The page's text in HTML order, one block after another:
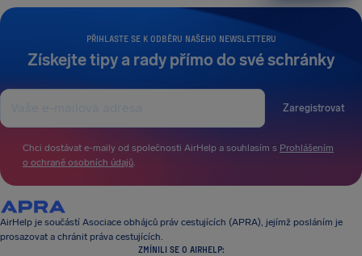
PŘIHLASTE SE K ODBĚRU NAŠEHO NEWSLETTERU
Získejte tipy a rady přímo do své schránky
Zaregistrovat
Chci dostávat e-maily od společnosti AirHelp a souhlasím s Prohlášením
o ochraně osobních údajů.
AirHelp je součástí Asociace obhájců práv cestujících (APRA), jejímž posláním je
prosazovat a chránit práva cestujících.
ZMÍNILI SE O AIRHELP: